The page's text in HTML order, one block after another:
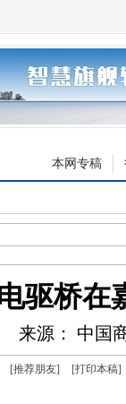
本网专稿
驱桥在
来源： 中国
[推荐朋友] [打印本稿]